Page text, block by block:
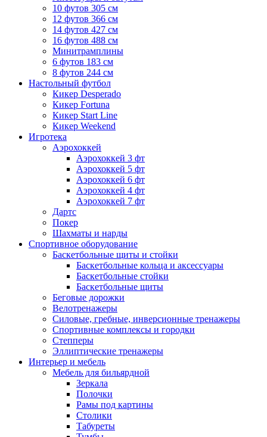
10 футов 305 см
12 футов 366 см
14 футов 427 см
16 футов 488 см
Минитрамплины
6 футов 183 см
8 футов 244 см
Настольный футбол
Кикер Desperado
Кикер Fortuna
Кикер Start Line
Кикер Weekend
Игротека
Аэрохоккей
Аэрохоккей 3 фт
Аэрохоккей 5 фт
Аэрохоккей 6 фт
Аэрохоккей 4 фт
Аэрохоккей 7 фт
Дартс
Покер
Шахматы и нарды
Спортивное оборудование
Баскетбольные щиты и стойки
Баскетбольные кольца и аксессуары
Баскетбольные стойки
Баскетбольные щиты
Беговые дорожки
Велотренажеры
Силовые, гребные, инверсионные тренажеры
Спортивные комплексы и городки
Степперы
Эллиптические тренажеры
Интерьер и мебель
Мебель для бильярдной
Зеркала
Полочки
Рамы под картины
Столики
Табуреты